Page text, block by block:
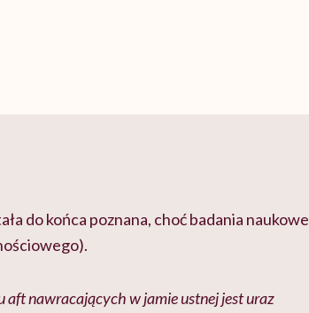
do końca poznana, choć badania naukowe
nawracających w jamie ustnej jest uraz